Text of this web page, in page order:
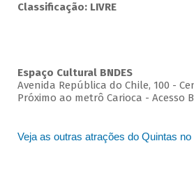
Classificação: LIVRE
Espaço Cultural BNDES
Avenida República do Chile, 100 -
Próximo ao metrô Carioca - Acesso B
Veja as outras atrações do Quintas